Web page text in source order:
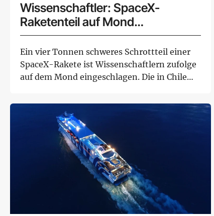
Wissenschaftler: SpaceX-
Raketenteil auf Mond
eingeschlagen
Ein vier Tonnen schweres Schrottteil einer
SpaceX-Rakete ist Wissenschaftlern zufolge
auf dem Mond eingeschlagen. Die in Chile